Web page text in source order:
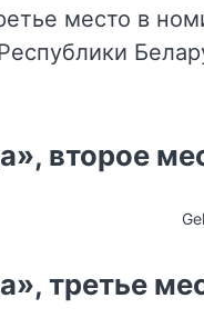
место в
второе
третье